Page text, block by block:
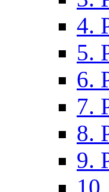
4.
5.
6.
7.
8.
9.